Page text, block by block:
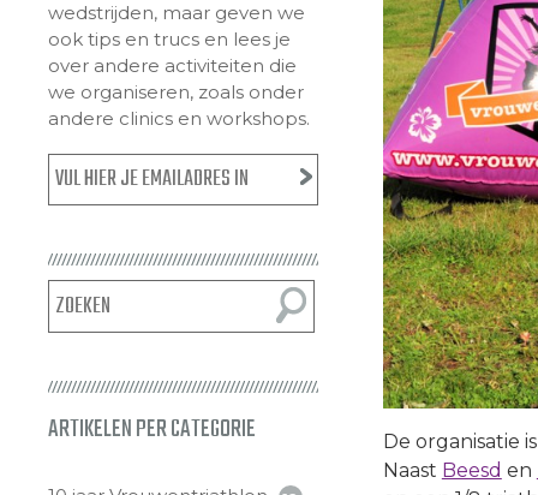
wedstrijden, maar geven we
ook tips en trucs en lees je
over andere activiteiten die
we organiseren, zoals onder
andere clinics en workshops.
ARTIKELEN PER CATEGORIE
De organisatie
Naast Beesd en